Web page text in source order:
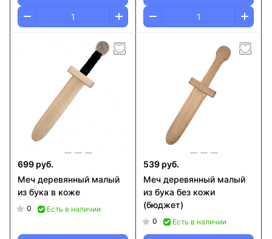
699 руб.
Меч деревянный малый
из бука в коже
0 Есть в наличии
539 руб.
Меч деревянный малый
из бука без кожи
(бюджет)
0 Есть в наличии